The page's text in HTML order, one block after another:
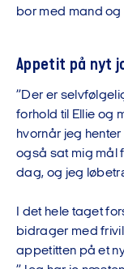
bor med mand
Appetit på nyt
”Der er
forhold til Ellie og
hvornår jeg
også sat mig mål
dag, og jeg
I det hele taget
bidrager med
appetitten på et